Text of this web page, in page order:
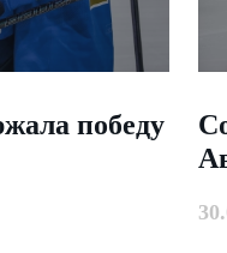
победу